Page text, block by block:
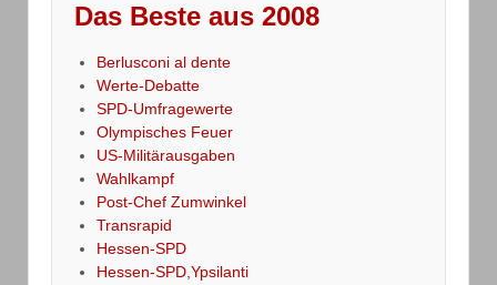
Das Beste aus 2008
Berlusconi al dente
Werte-Debatte
SPD-Umfragewerte
Olympisches Feuer
US-Militärausgaben
Wahlkampf
Post-Chef Zumwinkel
Transrapid
Hessen-SPD
Hessen-SPD,Ypsilanti